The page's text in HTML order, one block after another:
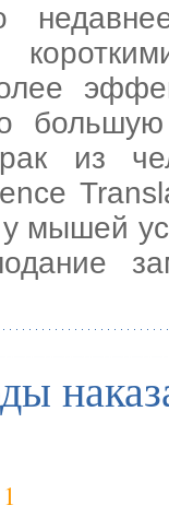
большую
из
мышей